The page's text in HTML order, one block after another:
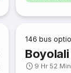
146 bus
9 Hr 52 Min